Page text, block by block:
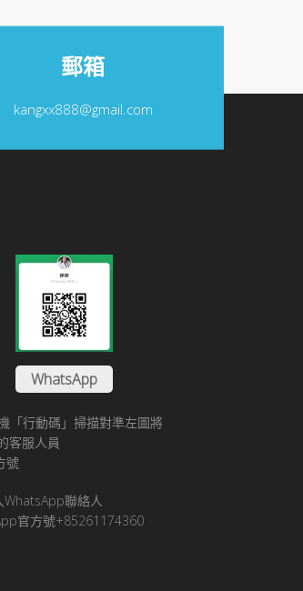
郵箱
kangxx888@gmail.com
WhatsApp
「行動碼」掃描對準左圖將
客服人員
號
聯絡人
官方號+85261174360